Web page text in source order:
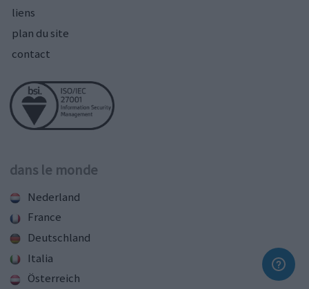
liens
plan du site
contact
dans le monde
Nederland
France
Deutschland
Italia
Österreich